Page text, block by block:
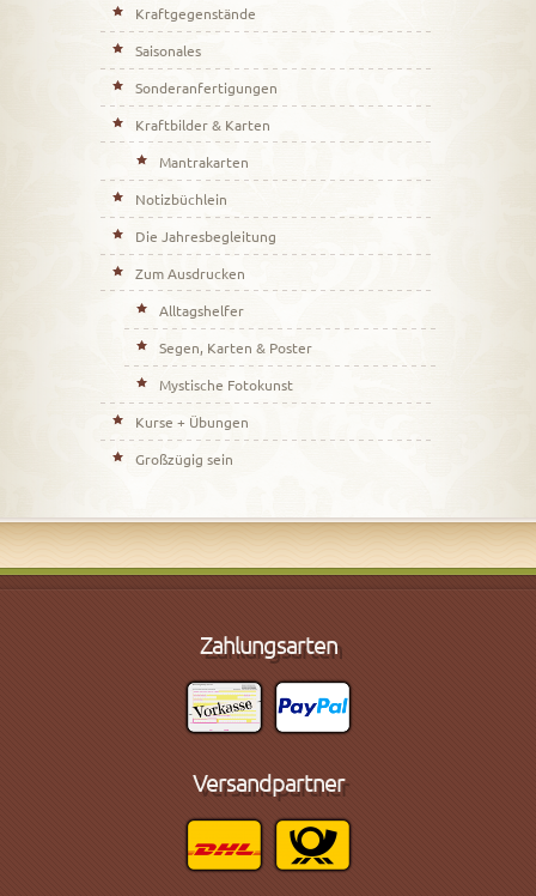
Kraftgegenstände
Saisonales
Sonderanfertigungen
Kraftbilder & Karten
Mantrakarten
Notizbüchlein
Die Jahresbegleitung
Zum Ausdrucken
Alltagshelfer
Segen, Karten & Poster
Mystische Fotokunst
Kurse + Übungen
Großzügig sein
Zahlungsarten
Versandpartner